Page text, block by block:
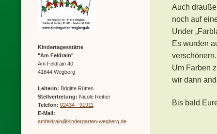
Auch
noch auf
Under
Es wurden
verschönern.
Um Farben
wir dann
Bis bald
Kindertagesstätte
"Am Feldrain"
Am Feldrain 40
41844 Wegberg
Leiterin: Brigitte Rütten
Stellvertretung: Nicole Reiher
Telefon: 02434 - 91911
E-Mail:
amfeldrain@kindergarten-wegberg.de